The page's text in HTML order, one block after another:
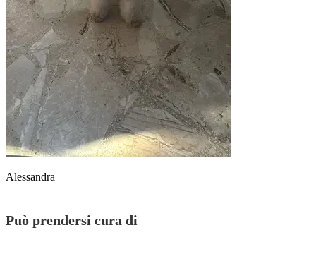
Alessandra
Può prendersi cura di